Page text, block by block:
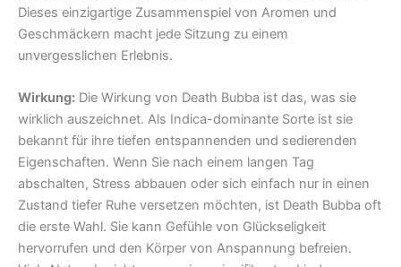
Dieses einzigartige Zusammenspiel von Aromen und
Geschmäckern macht jede Sitzung zu einem
unvergesslichen Erlebnis.
Wirkung: Die Wirkung von Death Bubba ist das, was sie
wirklich auszeichnet. Als Indica-dominante Sorte ist sie
bekannt für ihre tiefen entspannenden und sedierenden
Eigenschaften. Wenn Sie nach einem langen Tag
abschalten, Stress abbauen oder sich einfach nur in einen
Zustand tiefer Ruhe versetzen möchten, ist Death Bubba oft
die erste Wahl. Sie kann Gefühle von Glückseligkeit
hervorrufen und den Körper von Anspannung befreien.